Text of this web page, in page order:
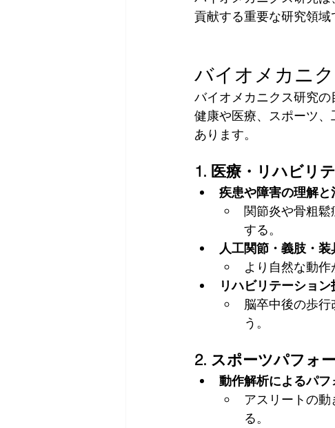
貢献する重要な研究領域
バイオメカニ
バイオメカニクス研究
健康や医療、スポーツ
あります。
1. 医療・リハビリ
疾患や障害の理解
関節炎や骨粗
する。
人工関節・義肢・装
より自然な動作
リハビリテーショ
脳卒中後の歩
う。
2. スポーツパフォ
動作解析によるパ
アスリートの
る。